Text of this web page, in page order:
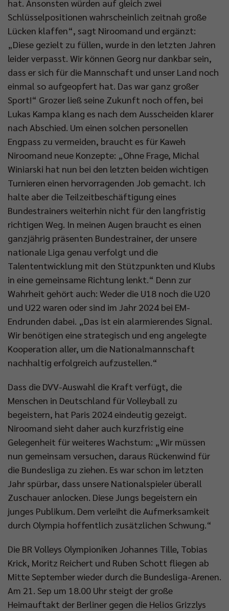
hat. Ansonsten würden auf gleich zwei
Schlüsselpositionen wahrscheinlich zeitnah große
Lücken klaffen“, sagt Niroomand und ergänzt:
„Diese gezielt zu füllen, wurde in den letzten Jahren
leider verpasst. Wir können Georg nur dankbar sein,
dass er sich für die Mannschaft und unser Land noch
einmal so aufgeopfert hat. Das war ganz großer
Sport!“ Grozer ließ seine Zukunft noch offen, bei
Lukas Kampa klang es nach dem Ausscheiden klarer
nach Abschied. Um einen solchen personellen
Engpass zu vermeiden, braucht es für Kaweh
Niroomand neue Konzepte: „Ohne Frage, Michal
Winiarski hat nun bei den letzten beiden wichtigen
Turnieren einen hervorragenden Job gemacht. Ich
halte aber die Teilzeitbeschäftigung eines
Bundestrainers weiterhin nicht für den langfristig
richtigen Weg. In meinen Augen braucht es einen
ganzjährig präsenten Bundestrainer, der unsere
nationale Liga genau verfolgt und die
Talententwicklung mit den Stützpunkten und Klubs
in eine gemeinsame Richtung lenkt.“ Denn zur
Wahrheit gehört auch: Weder die U18 noch die U20
und U22 waren oder sind im Jahr 2024 bei EM-
Endrunden dabei. „Das ist ein alarmierendes Signal.
Wir benötigen eine strategisch und eng angelegte
Kooperation aller, um die Nationalmannschaft
nachhaltig erfolgreich aufzustellen.“
Dass die DVV-Auswahl die Kraft verfügt, die
Menschen in Deutschland für Volleyball zu
begeistern, hat Paris 2024 eindeutig gezeigt.
Niroomand sieht daher auch kurzfristig eine
Gelegenheit für weiteres Wachstum: „Wir müssen
nun gemeinsam versuchen, daraus Rückenwind für
die Bundesliga zu ziehen. Es war schon im letzten
Jahr spürbar, dass unsere Nationalspieler überall
Zuschauer anlocken. Diese Jungs begeistern ein
junges Publikum. Dem verleiht die Aufmerksamkeit
durch Olympia hoffentlich zusätzlichen Schwung.“
Die BR Volleys Olympioniken Johannes Tille, Tobias
Krick, Moritz Reichert und Ruben Schott fliegen ab
Mitte September wieder durch die Bundesliga-Arenen.
Am 21. Sep um 18.00 Uhr steigt der große
Heimauftakt der Berliner gegen die Helios Grizzlys